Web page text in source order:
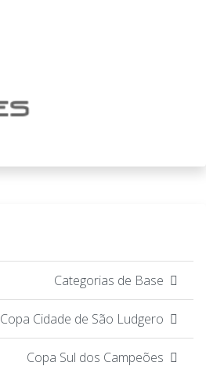
Categorias de Base
Copa Cidade de São Ludgero
Copa Sul dos Campeões